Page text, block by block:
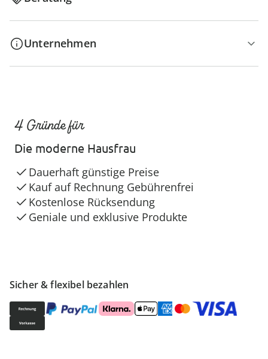
Unternehmen
Sicher & flexibel bezahlen
4 Gründe für
Die moderne Hausfrau
Dauerhaft günstige Preise
Kauf auf Rechnung Gebührenfrei
Kostenlose Rücksendung
Geniale und exklusive Produkte